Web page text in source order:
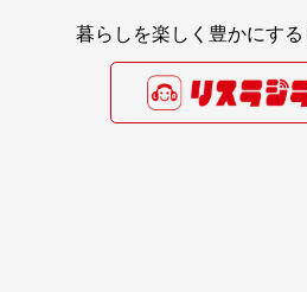
暮らしを楽しく豊かにする